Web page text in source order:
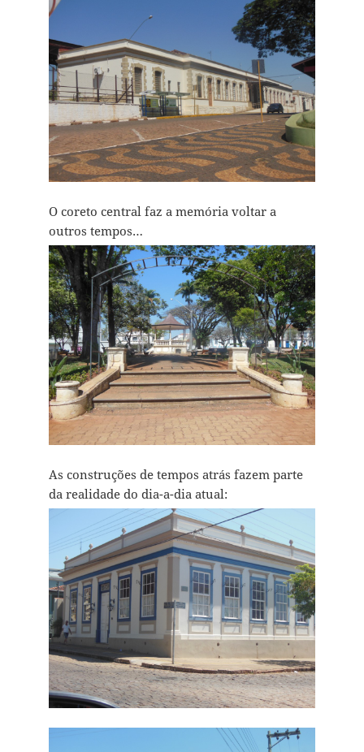
O coreto central faz a memória voltar a
outros tempos…
As construções de tempos atrás fazem parte
da realidade do dia-a-dia atual: